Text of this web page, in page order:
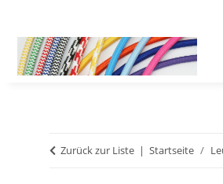
Zurück zur Liste Startseite